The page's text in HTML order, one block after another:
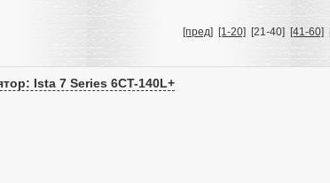
[пред]
[1-20] [21-40] [41-60]
Ista 7 Series 6CT-140L+